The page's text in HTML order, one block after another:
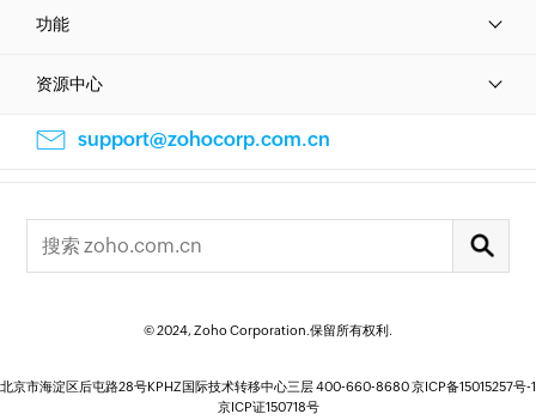
功能
资源中心
support@zohocorp.com.cn
© 2024, Zoho Corporation.保留所有权利.
北京市海淀区后屯路28号KPHZ国际技术转移中心三层 400-660-8680京ICP备15015257号-1
京ICP证150718号